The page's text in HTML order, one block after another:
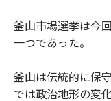
釜山市場選挙は今
一つであった。
釜山は伝統的に保
では政治地形の変